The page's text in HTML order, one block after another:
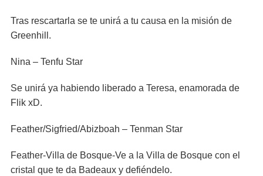
Tras rescartarla se te unirá a tu causa en la misión de
Greenhill.
Nina – Tenfu Star
Se unirá ya habiendo liberado a Teresa, enamorada de
Flik xD.
Feather/Sigfried/Abizboah – Tenman Star
Feather-Villa de Bosque-Ve a la Villa de Bosque con el
cristal que te da Badeaux y defiéndelo.